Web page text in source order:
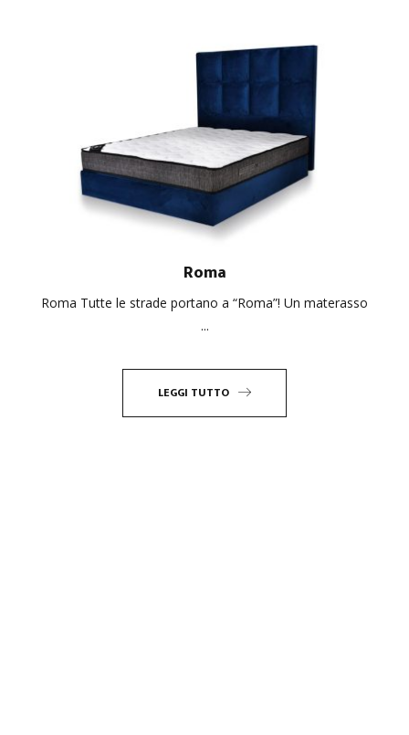
Roma
Roma Tutte le strade portano a “Roma”! Un materasso
...
LEGGI TUTTO